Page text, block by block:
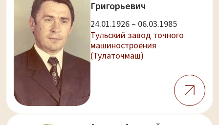
Григорьевич
24.01.1926 – 06.03.1985
Тульский завод точного
машиностроения
(Тулаточмаш)